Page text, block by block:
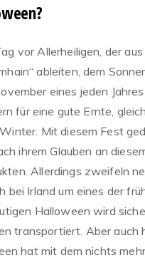
vor Allerheiligen, der
ableiten, dem
eines jeden
für eine gute Ernte,
Mit diesem Fest
ihrem Glauben an
Allerdings zweifeln
bei Irland um eines der
Halloween wird
transportiert. Aber auch
hat mit dem nichts